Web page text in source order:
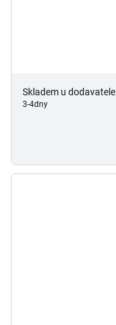
Skladem u dodavatele
3-4dny